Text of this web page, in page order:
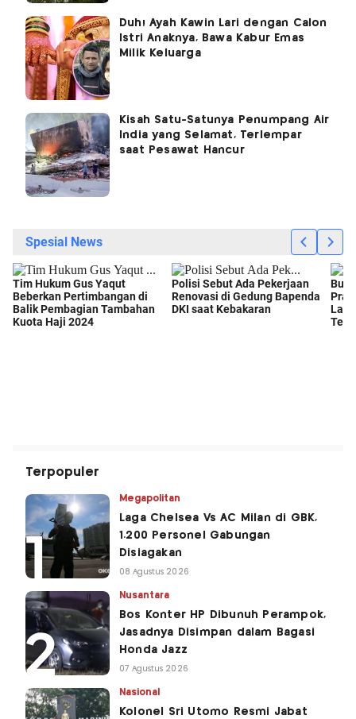
Duh! Ayah Kawin Lari dengan Calon
Istri Anaknya, Bawa Kabur Emas
Milik Keluarga
Kisah Satu-Satunya Penumpang Air
India yang Selamat, Terlempar
saat Pesawat Hancur
Terpopuler
Megapolitan
Laga Chelsea Vs AC Milan di GBK,
1.200 Personel Gabungan
Disiagakan
08 Agustus 2026
Nusantara
Bos Konter HP Dibunuh Perampok,
Jasadnya Disimpan dalam Bagasi
Honda Jazz
07 Agustus 2026
Nasional
Kolonel Sri Utomo Resmi Jabat